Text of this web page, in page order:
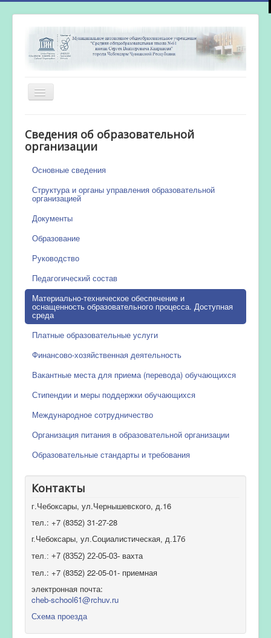
Включить/
выключить
Новости
Сведения об образовательной
организации
Основные сведения
Структура и органы управления образовательной
организацией
Документы
Образование
Руководство
Педагогический состав
Материально-техническое обеспечение и
оснащенность образовательного процесса. Доступная
среда
Платные образовательные услуги
Финансово-хозяйственная деятельность
Вакантные места для приема (перевода) обучающихся
Стипендии и меры поддержки обучающихся
Международное сотрудничество
Организация питания в образовательной организации
Образовательные стандарты и требования
Контакты
г.Чебоксары, ул.Чернышевского, д.16
тел.: +7 (8352) 31-27-28
г.Чебоксары, ул.Социалистическая, д.17б
тел.: +7 (8352) 22-05-03- вахта
тел.: +7 (8352) 22-05-01- приемная
электронная почта:
cheb-school61@rchuv.ru
Схема проезда